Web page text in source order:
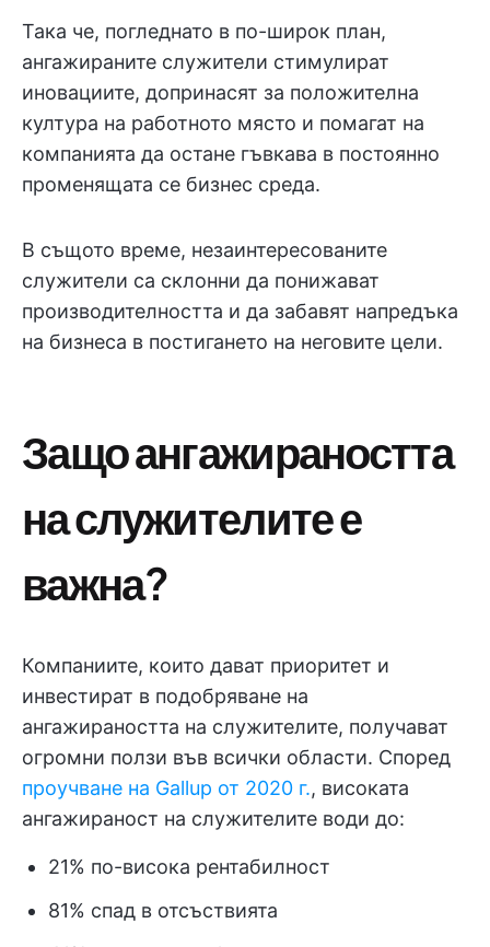
Така че, погледнато в по-широк план,
ангажираните служители стимулират
иновациите, допринасят за положителна
култура на работното място и помагат на
компанията да остане гъвкава в постоянно
променящата се бизнес среда.
В същото време, незаинтересованите
служители са склонни да понижават
производителността и да забавят напредъка
на бизнеса в постигането на неговите цели.
Защо ангажираността
на служителите е
важна?
Компаниите, които дават приоритет и
инвестират в подобряване на
ангажираността на служителите, получават
огромни ползи във всички области. Според
проучване на Gallup от 2020 г., високата
ангажираност на служителите води до:
21% по-висока рентабилност
81% спад в отсъствията